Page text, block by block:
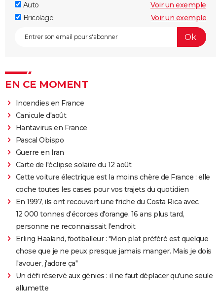
Auto
Voir un exemple
Bricolage
Voir un exemple
EN CE MOMENT
Incendies en France
Canicule d'août
Hantavirus en France
Pascal Obispo
Guerre en Iran
Carte de l'éclipse solaire du 12 août
Cette voiture électrique est la moins chère de France : elle
coche toutes les cases pour vos trajets du quotidien
En 1997, ils ont recouvert une friche du Costa Rica avec
12 000 tonnes d'écorces d'orange. 16 ans plus tard,
personne ne reconnaissait l'endroit
Erling Haaland, footballeur : "Mon plat préféré est quelque
chose que je ne peux presque jamais manger. Mais je dois
l'avouer, j'adore ça"
Un défi réservé aux génies : il ne faut déplacer qu'une seule
allumette